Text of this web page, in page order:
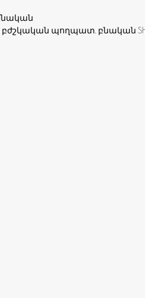
պողպատ, բնական